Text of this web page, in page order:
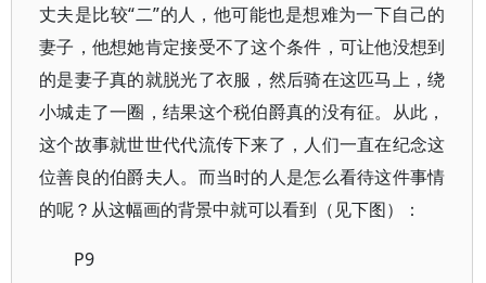
丈夫是比较“二”的人，他可能也是想难为一下自己的
妻子，他想她肯定接受不了这个条件，可让他没想到
的是妻子真的就脱光了衣服，然后骑在这匹马上，绕
小城走了一圈，结果这个税伯爵真的没有征。从此，
这个故事就世世代代流传下来了，人们一直在纪念这
位善良的伯爵夫人。而当时的人是怎么看待这件事情
的呢？从这幅画的背景中就可以看到（见下图）：
P9